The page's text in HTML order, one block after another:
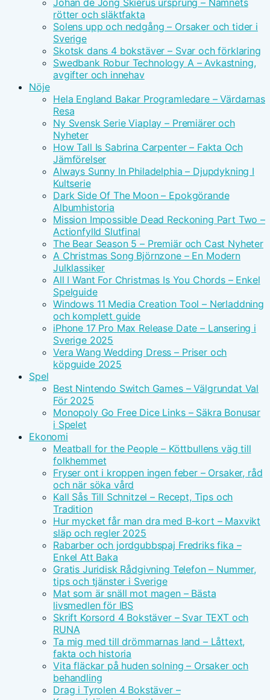
Johan de Jong Skierus ursprung – Namnets
rötter och släktfakta
Solens upp och nedgång – Orsaker och tider i
Sverige
Skotsk dans 4 bokstäver – Svar och förklaring
Swedbank Robur Technology A – Avkastning,
avgifter och innehav
Nöje
Hela England Bakar Programledare – Värdarnas
Resa
Ny Svensk Serie Viaplay – Premiärer och
Nyheter
How Tall Is Sabrina Carpenter – Fakta Och
Jämförelser
Always Sunny In Philadelphia – Djupdykning I
Kultserie
Dark Side Of The Moon – Epokgörande
Albumhistoria
Mission Impossible Dead Reckoning Part Two –
Actionfylld Slutfinal
The Bear Season 5 – Premiär och Cast Nyheter
A Christmas Song Björnzone – En Modern
Julklassiker
All I Want For Christmas Is You Chords – Enkel
Spelguide
Windows 11 Media Creation Tool – Nerladdning
och komplett guide
iPhone 17 Pro Max Release Date – Lansering i
Sverige 2025
Vera Wang Wedding Dress – Priser och
köpguide 2025
Spel
Best Nintendo Switch Games – Välgrundat Val
För 2025
Monopoly Go Free Dice Links – Säkra Bonusar
i Spelet
Ekonomi
Meatball for the People – Köttbullens väg till
folkhemmet
Fryser ont i kroppen ingen feber – Orsaker, råd
och när söka vård
Kall Sås Till Schnitzel – Recept, Tips och
Tradition
Hur mycket får man dra med B-kort – Maxvikt
släp och regler 2025
Rabarber och jordgubbspaj Fredriks fika –
Enkel Att Baka
Gratis Juridisk Rådgivning Telefon – Nummer,
tips och tjänster i Sverige
Mat som är snäll mot magen – Bästa
livsmedlen för IBS
Skrift Korsord 4 Bokstäver – Svar TEXT och
RUNA
Ta mig med till drömmarnas land – Låttext,
fakta och historia
Vita fläckar på huden solning – Orsaker och
behandling
Drag i Tyrolen 4 Bokstäver –